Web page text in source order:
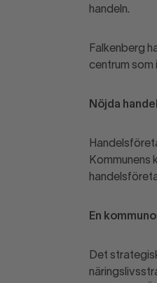
handeln.
Falkenberg
centrum som
Nöjda
Kommunens
En
Det